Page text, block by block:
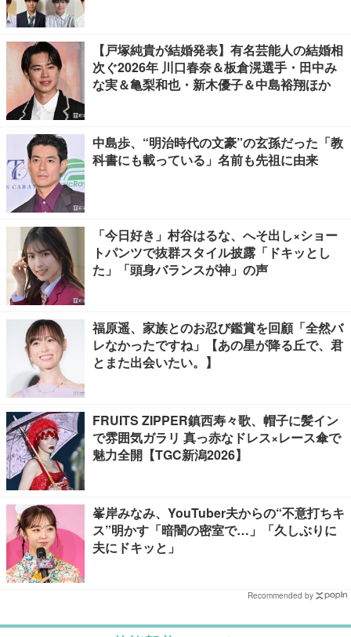
【戸塚純貴が結婚発表】有名芸能人の結婚相
次ぐ2026年 川口春奈＆板倉滉選手・田中み
な実＆亀梨和也・新木優子＆中島裕翔ほか
中島歩、“明治時代の文豪”の玄孫だった「教
科書にも載っている」名前も先祖に由来
「今日好き」村谷はるな、へそ出し×ショー
トパンツで抜群スタイル披露「ドキッとし
た」「頭身バランスが神」の声
福原遥、家族とのお忍び鑑賞を回顧「全然バ
レなかったですね」【あの星が降る丘で、君
とまた出会いたい。】
FRUITS ZIPPER鎮西寿々歌、帽子に髪イン
で雰囲気ガラリ 真っ赤なドレス×レース傘で
魅力全開【TGC新潟2026】
峯岸みなみ、YouTuber夫からの“不意打ちキ
ス”明かす「暗闇の密室で…」「久しぶりに
夫にドキッと」
Recommended by